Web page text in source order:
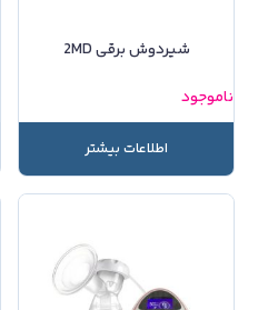
شیردوش برقی 2MD
ناموجود
اطلاعات بیشتر